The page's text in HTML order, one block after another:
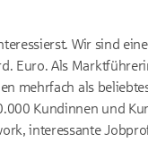
Wir sind
Euro. Als
mehrfach als
Kundinnen und
interessante